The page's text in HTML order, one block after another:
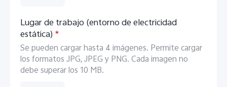
Lugar de trabajo (entorno de electricidad
estática) *
Se pueden cargar hasta 4 imágenes. Permite cargar
los formatos JPG, JPEG y PNG. Cada imagen no
debe superar los 10 MB.